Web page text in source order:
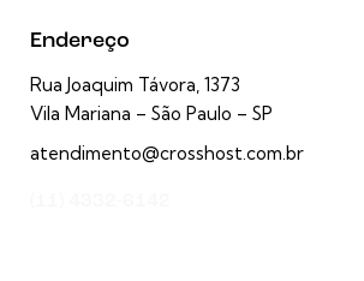
Endereço
Rua Joaquim Távora, 1373
Vila Mariana – São Paulo – SP
atendimento@crosshost.com.br